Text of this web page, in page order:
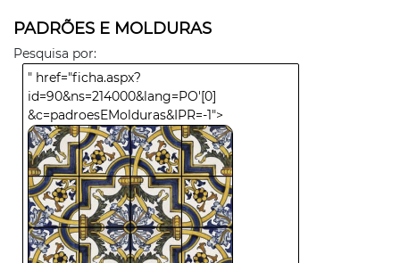
PADRÕES E MOLDURAS
Pesquisa por:
" href="ficha.aspx?
id=90&ns=214000&lang=PO'[0]
&c=padroesEMolduras&IPR=-1">